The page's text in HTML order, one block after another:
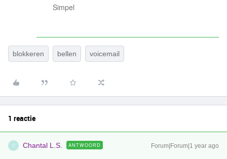
Simpel
blokkeren bellen voicemail
1 reactie
C Chantal L.S. ANTWOORD Forum|Forum|1 year ago